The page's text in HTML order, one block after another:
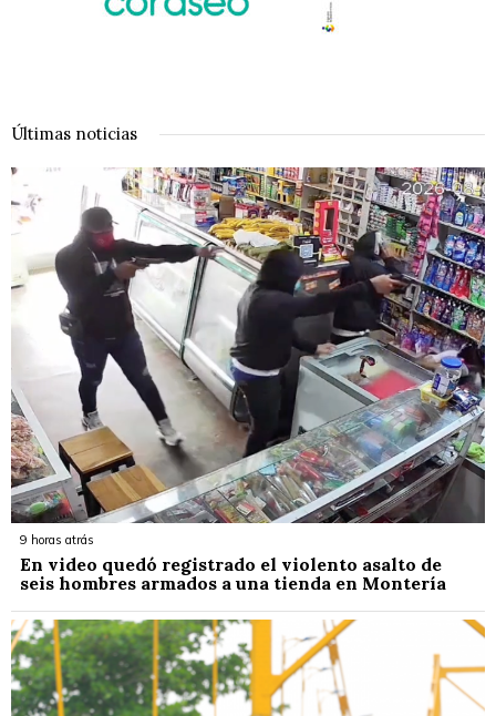
Últimas noticias
9 horas atrás
En video quedó registrado el violento asalto de
seis hombres armados a una tienda en Montería